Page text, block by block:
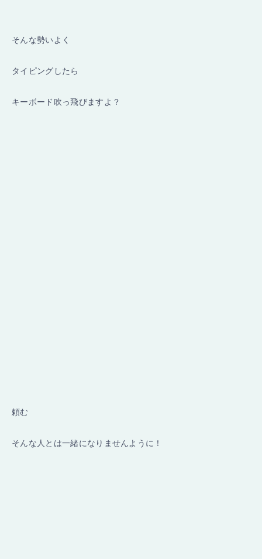
そんな勢いよく
タイピングしたら
キーボード吹っ飛びますよ？
頼む
そんな人とは一緒になりませんように！